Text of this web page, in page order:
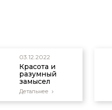
03.12.2022
Красота и
разумный
замысел
Детальнее